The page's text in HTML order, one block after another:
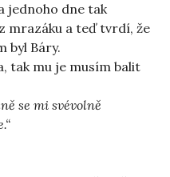
jednoho dne tak
mrazáku a teď tvrdí, že
byl Báry.
tak mu je musím balit
se mi svévolně